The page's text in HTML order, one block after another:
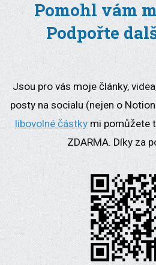
Pomohl vám
Podpořte
Jsou pro vás moje články,
posty na socialu (nejen o
libovolné částkymi pomůžete
ZDARMA. Díky za